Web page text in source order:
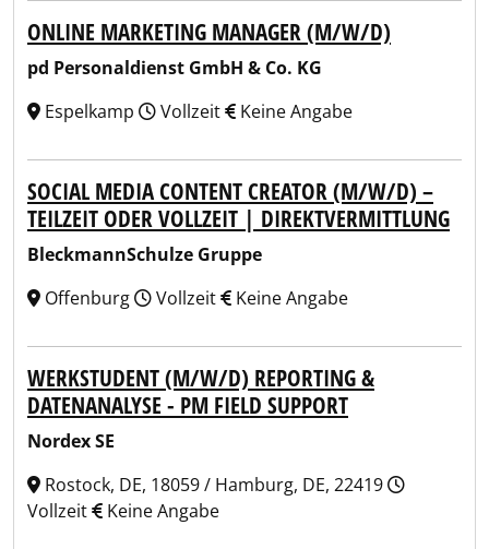
ONLINE MARKETING MANAGER (M/W/D)
pd Personaldienst GmbH & Co. KG
Espelkamp
Vollzeit Keine Angabe
SOCIAL MEDIA CONTENT CREATOR (M/W/D) –
TEILZEIT ODER VOLLZEIT | DIREKTVERMITTLUNG
BleckmannSchulze Gruppe
Offenburg
Vollzeit Keine Angabe
WERKSTUDENT (M/W/D) REPORTING &
DATENANALYSE - PM FIELD SUPPORT
Nordex SE
Rostock, DE, 18059 / Hamburg, DE, 22419
Vollzeit
Keine Angabe